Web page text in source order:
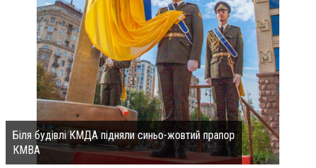
Біля будівлі КМДА підняли синьо-жовтий прапор
КМВА